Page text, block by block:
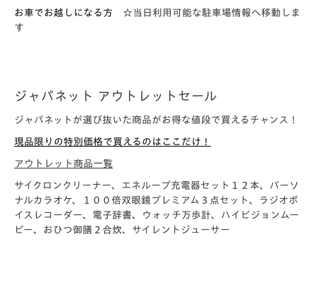
お車でお越しになる方 ☆当日利用可能な駐車場情報へ移動しま
す
ジャパネット アウトレットセール
ジャパネットが選び抜いた商品がお得な値段で買えるチャンス！
現品限りの特別価格で買えるのはここだけ！
アウトレット商品一覧
サイクロンクリーナー、エネループ充電器セット１２本、パーソ
ナルカラオケ、１００倍双眼鏡プレミアム３点セット、ラジオボ
イスレコーダー、電子辞書、ウォッチ万歩計、ハイビジョンムー
ビー、おひつ御膳２合炊、サイレントジューサー